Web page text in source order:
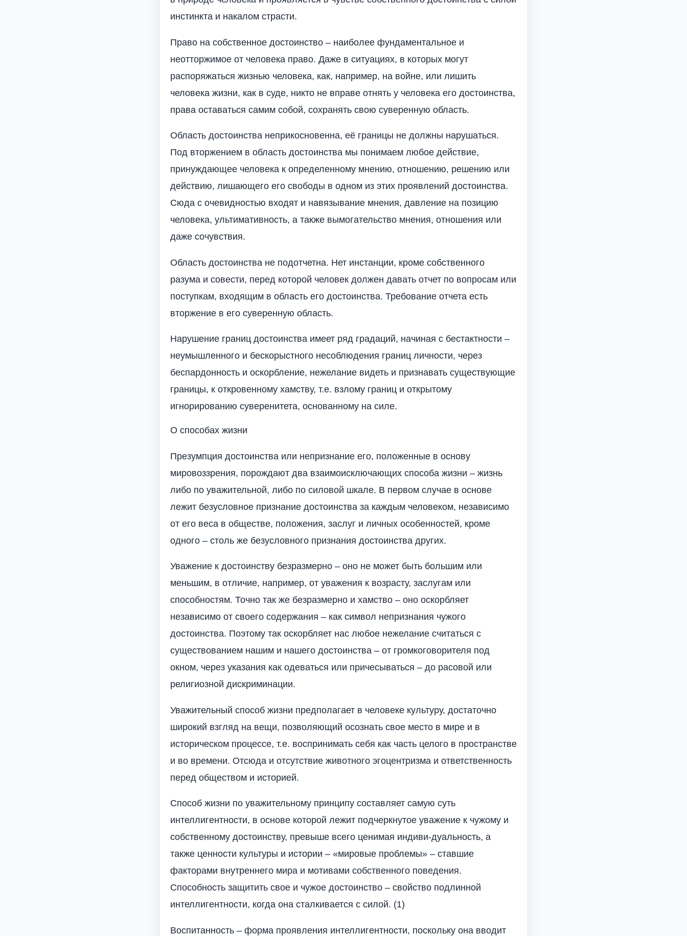
инстинкта и накалом страсти.
Право на собственное достоинство – наиболее фундаментальное и
неотторжимое от человека право. Даже в ситуациях, в которых могут
распоряжаться жизнью человека, как, например, на войне, или лишить
человека жизни, как в суде, никто не вправе отнять у человека его достоинства,
права оставаться самим собой, сохранять свою суверенную область.
Область достоинства неприкосновенна, её границы не должны нарушаться.
Под вторжением в область достоинства мы понимаем любое действие,
принуждающее человека к определенному мнению, отношению, решению или
действию, лишающего его свободы в одном из этих проявлений достоинства.
Сюда с очевидностью входят и навязывание мнения, давление на позицию
человека, ультимативность, а также вымогательство мнения, отношения или
даже сочувствия.
Область достоинства не подотчетна. Нет инстанции, кроме собственного
разума и совести, перед которой человек должен давать отчет по вопросам или
поступкам, входящим в область его достоинства. Требование отчета есть
вторжение в его суверенную область.
Нарушение границ достоинства имеет ряд градаций, начиная с бестактности –
неумышленного и бескорыстного несоблюдения границ личности, через
беспардонность и оскорбление, нежелание видеть и признавать существующие
границы, к откровенному хамству, т.е. взлому границ и открытому
игнорированию суверенитета, основанному на силе.
О способах жизни
Презумпция достоинства или непризнание его, положенные в основу
мировоззрения, порождают два взаимоисключающих способа жизни – жизнь
либо по уважительной, либо по силовой шкале. В первом случае в основе
лежит безусловное признание достоинства за каждым человеком, независимо
от его веса в обществе, положения, заслуг и личных особенностей, кроме
одного – столь же безусловного признания достоинства других.
Уважение к достоинству безразмерно – оно не может быть большим или
меньшим, в отличие, например, от уважения к возрасту, заслугам или
способностям. Точно так же безразмерно и хамство – оно оскорбляет
независимо от своего содержания – как символ непризнания чужого
достоинства. Поэтому так оскорбляет нас любое нежелание считаться с
существованием нашим и нашего достоинства – от громкоговорителя под
окном, через указания как одеваться или причесываться – до расовой или
религиозной дискриминации.
Уважительный способ жизни предполагает в человеке культуру, достаточно
широкий взгляд на вещи, позволяющий осознать свое место в мире и в
историческом процессе, т.е. воспринимать себя как часть целого в пространстве
и во времени. Отсюда и отсутствие животного эгоцентризма и ответственность
перед обществом и историей.
Способ жизни по уважительному принципу составляет самую суть
интеллигентности, в основе которой лежит подчеркнутое уважение к чужому и
собственному достоинству, превыше всего ценимая индиви-дуальность, а
также ценности культуры и истории – «мировые проблемы» – ставшие
факторами внутреннего мира и мотивами собственного поведения.
Способность защитить свое и чужое достоинство – свойство подлинной
интеллигентности, когда она сталкивается с силой. (1)
Воспитанность – форма проявления интеллигентности, поскольку она вводит